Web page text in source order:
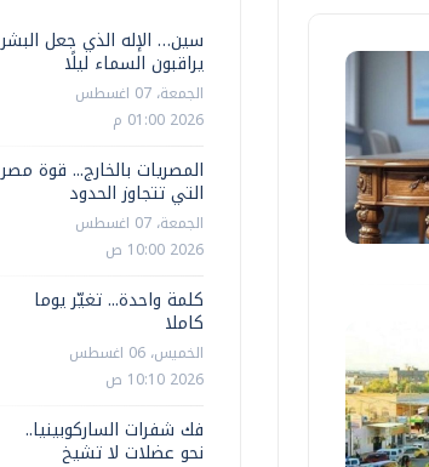
سين… الإله الذي جعل البشر
يراقبون السماء ليلًا
الجمعة، 07 اغسطس
2026 01:00 م
المصريات بالخارج... قوة مصر
التي تتجاوز الحدود
الجمعة، 07 اغسطس
2026 10:00 ص
كلمة واحدة... تغيّر يوما
كاملا
الخميس، 06 اغسطس
2026 10:10 ص
فك شفرات الساركوبينيا..
نحو عضلات لا تشيخ